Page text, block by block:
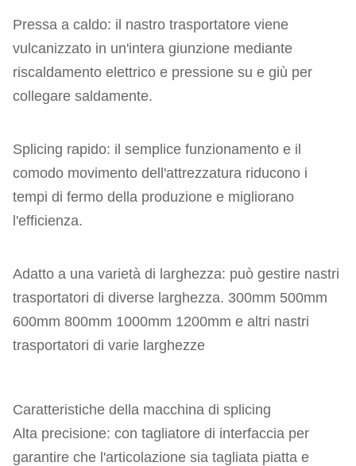
Pressa a caldo: il nastro trasportatore viene
vulcanizzato in un'intera giunzione mediante
riscaldamento elettrico e pressione su e giù per
collegare saldamente.
Splicing rapido: il semplice funzionamento e il
comodo movimento dell'attrezzatura riducono i
tempi di fermo della produzione e migliorano
l'efficienza.
Adatto a una varietà di larghezza: può gestire nastri
trasportatori di diverse larghezza. 300mm 500mm
600mm 800mm 1000mm 1200mm e altri nastri
trasportatori di varie larghezze
Caratteristiche della macchina di splicing
Alta precisione: con tagliatore di interfaccia per
garantire che l'articolazione sia tagliata piatta e